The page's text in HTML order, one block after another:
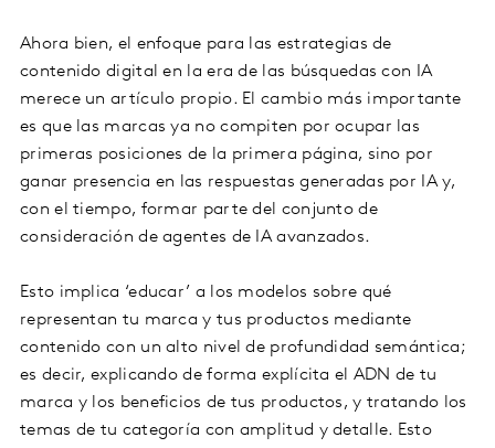
Ahora bien, el enfoque para las estrategias de
contenido digital en la era de las búsquedas con IA
merece un artículo propio. El cambio más importante
es que las marcas ya no compiten por ocupar las
primeras posiciones de la primera página, sino por
ganar presencia en las respuestas generadas por IA y,
con el tiempo, formar parte del conjunto de
consideración de agentes de IA avanzados.
Esto implica ‘educar’ a los modelos sobre qué
representan tu marca y tus productos mediante
contenido con un alto nivel de profundidad semántica;
es decir, explicando de forma explícita el ADN de tu
marca y los beneficios de tus productos, y tratando los
temas de tu categoría con amplitud y detalle. Esto